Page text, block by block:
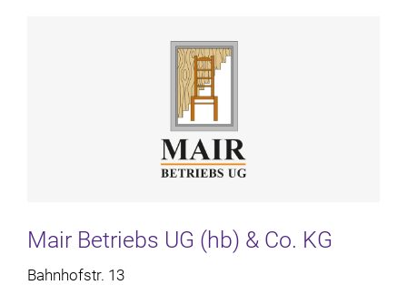
Mair Betriebs UG (hb) & Co. KG
Bahnhofstr. 13